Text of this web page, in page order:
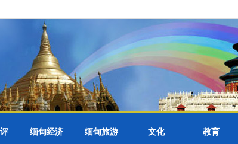
缅甸经济 缅甸旅游 文化 教育